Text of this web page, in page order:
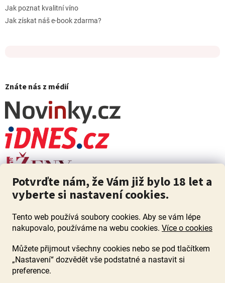
Potvrďte nám, že Vám již bylo 18 let a
vyberte si nastavení cookies.
Tento web používá soubory cookies. Aby se vám lépe
nakupovalo, používáme na webu cookies. Více o cookies
Můžete přijmout všechny cookies nebo se pod tlačítkem
„Nastavení“ dozvědět vše podstatné a nastavit si
preference.
Jak poznat kvalitní víno
Jak získat náš e-book zdarma?
Znáte nás z médií
ZÁKAZ PRODEJE ALKOHOLU OSOBÁM MLADŠÍM 18 LET. Pijte s
mírou i když pijete s Mírou.